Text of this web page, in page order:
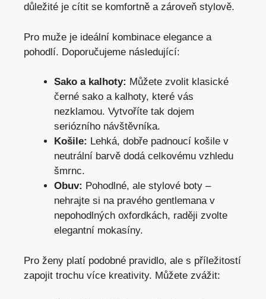
důležité je cítit se komfortně a zároveň stylově.
Pro muže je ideální kombinace elegance a
pohodlí. Doporučujeme následující:
Sako a kalhoty: Můžete zvolit klasické
černé sako a kalhoty, které vás
nezklamou. Vytvoříte tak dojem
seriózního návštěvníka.
Košile: Lehká, dobře padnoucí košile v
neutrální barvě dodá celkovému vzhledu
šmrnc.
Obuv: Pohodlné, ale stylové boty –
nehrajte si na pravého gentlemana v
nepohodlných oxfordkách, raději zvolte
elegantní mokasíny.
Pro ženy platí podobné pravidlo, ale s příležitostí
zapojit trochu více kreativity. Můžete zvážit: